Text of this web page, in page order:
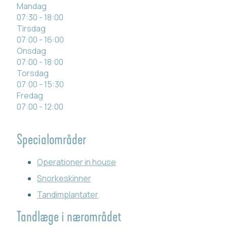
Mandag
07:30 - 18:00
Tirsdag
07:00 - 16:00
Onsdag
07:00 - 18:00
Torsdag
07:00 - 15:30
Fredag
07:00 - 12:00
Specialområder
Operationer in house
Snorkeskinner
Tandimplantater
Tandlæge i nærområdet